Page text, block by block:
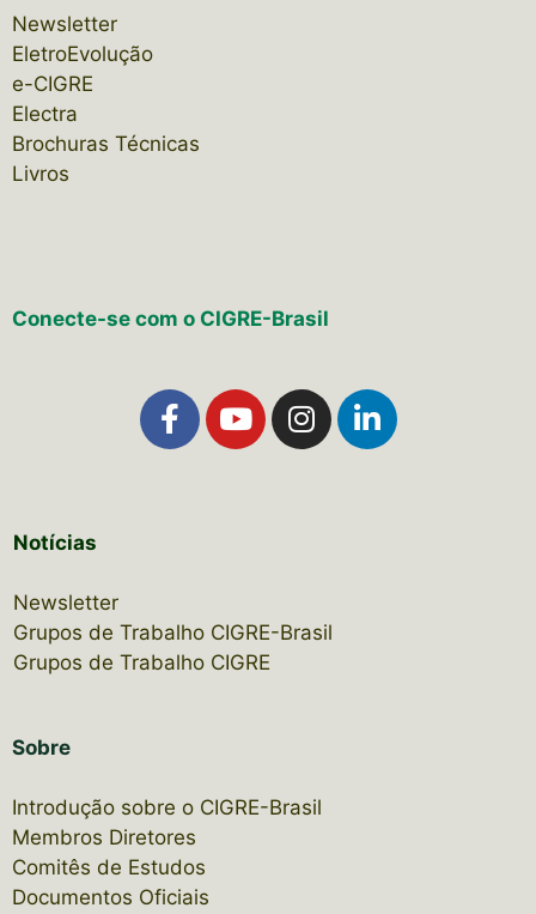
Newsletter
EletroEvolução
e-CIGRE
Electra
Brochuras Técnicas
Livros
Conecte-se com o CIGRE-Brasil
Notícias
Newsletter
Grupos de Trabalho CIGRE-Brasil
Grupos de Trabalho CIGRE
Sobre
Introdução sobre o CIGRE-Brasil
Membros Diretores
Comitês de Estudos
Documentos Oficiais